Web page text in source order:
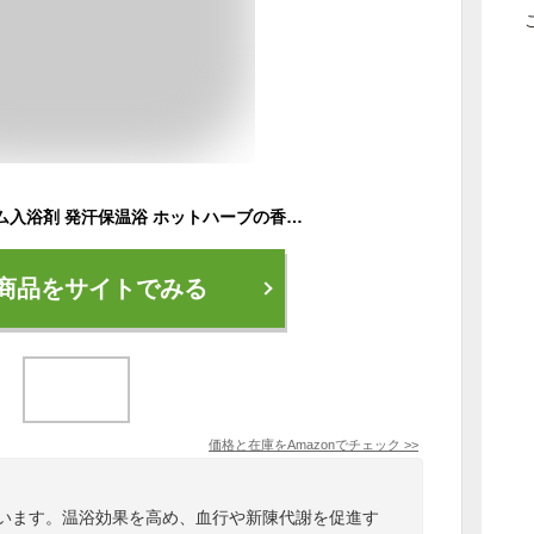
バスロマン プレミアム入浴剤 発汗保温浴 ホットハーブの香り 600g 透明 温泉成分(硫酸ナトリウム)配合 薬用 入浴剤 バスソルト 粉末入浴剤 医薬部外品
品をサイトでみる
価格と在庫をAmazonでチェック >>
ます。温浴効果を高め、血行や新陳代謝を促進す